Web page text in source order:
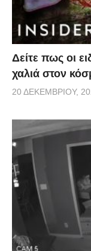
Δείτε πως οι
χαλιά στον
20 ΔΕΚΕΜΒΡΊΟΥ,